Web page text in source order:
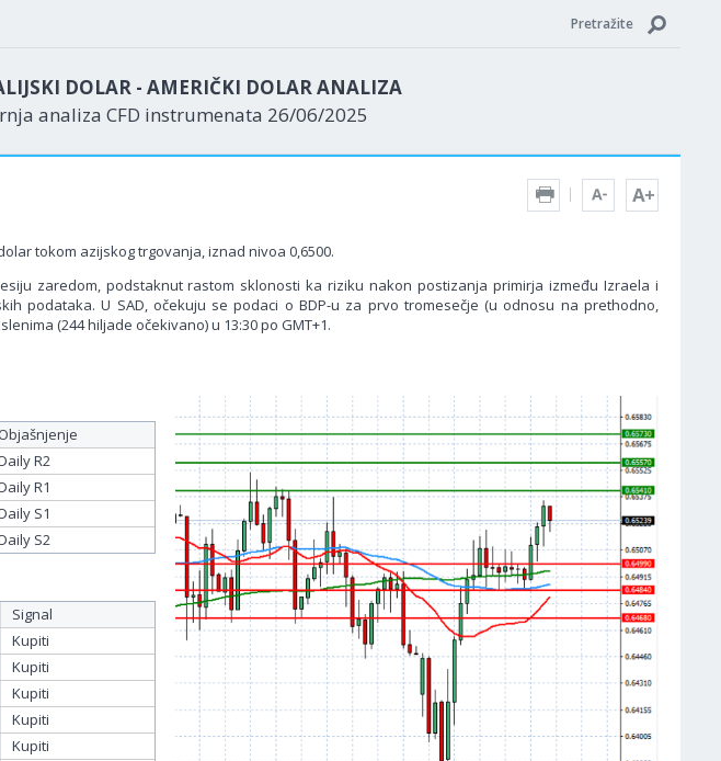
Pretražite
DOLAR - AMERIČKI DOLAR ANALIZA
analiza CFD instrumenata 26/06/2025
tokom azijskog trgovanja, iznad nivoa 0,6500.
zaredom, podstaknut rastom sklonosti ka riziku nakon postizanja primirja između Izraela i
podataka. U SAD, očekuju se podaci o BDP-u za prvo tromesečje (u odnosu na prethodno,
(244 hiljade očekivano) u 13:30 po GMT+1.
Objašnjenje
R2
R1
S1
S2
Signal
Kupiti
Kupiti
Kupiti
Kupiti
Kupiti